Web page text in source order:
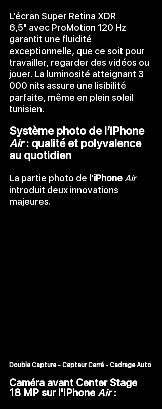
L’écran Super Retina XDR
6,5" avec ProMotion 120 Hz
garantit une fluidité
exceptionnelle, que ce soit pour
travailler, regarder des vidéos ou
jouer. La luminosité atteignant 3
000 nits assure une lisibilité
parfaite, même en plein soleil
tunisien.
Système photo de l’iPhone
Air : qualité et polyvalence
au quotidien
La partie photo de l’iPhone Air
introduit deux innovations
majeures.
Double Capture - Capteur Carré - Cadrage Auto
Caméra avant Center Stage
18 MP sur l'iPhone Air :